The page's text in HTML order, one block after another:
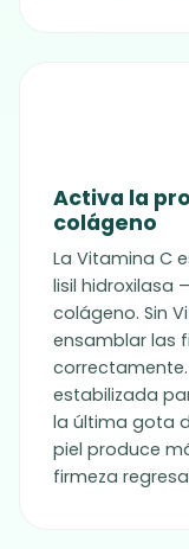
Activa la
colágeno
La Vitamina C
lisil hidroxilasa
colágeno. Sin
ensamblar las
correctamente.
estabilizada
la última gota
piel produce
firmeza